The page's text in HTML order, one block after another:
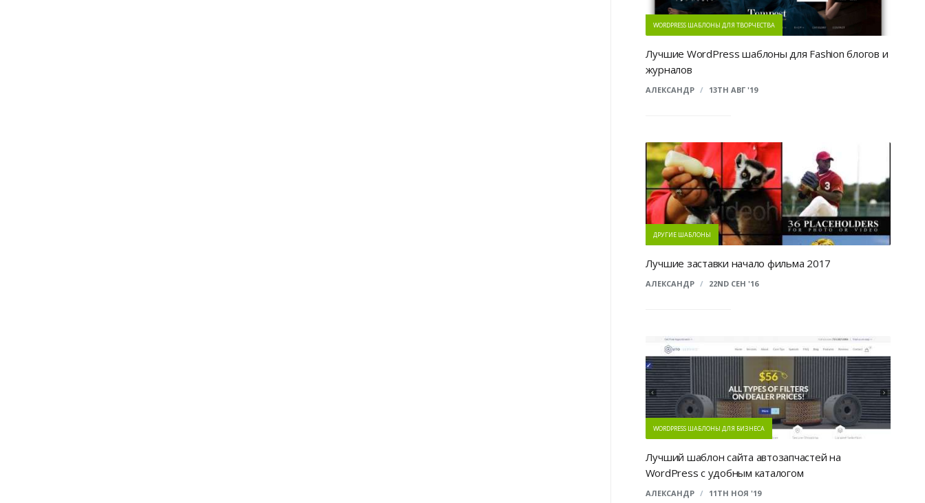
WORDPRESS ШАБЛОНЫ ДЛЯ ТВОРЧЕСТВА
Лучшие WordPress шаблоны для Fashion блогов и
журналов
АЛЕКСАНДР / 13TH АВГ '19
ДРУГИЕ ШАБЛОНЫ
Лучшие заставки начало фильма 2017
АЛЕКСАНДР / 22ND СЕН '16
WORDPRESS ШАБЛОНЫ ДЛЯ БИЗНЕСА
Лучший шаблон сайта автозапчастей на
WordPress с удобным каталогом
АЛЕКСАНДР / 11TH НОЯ '19